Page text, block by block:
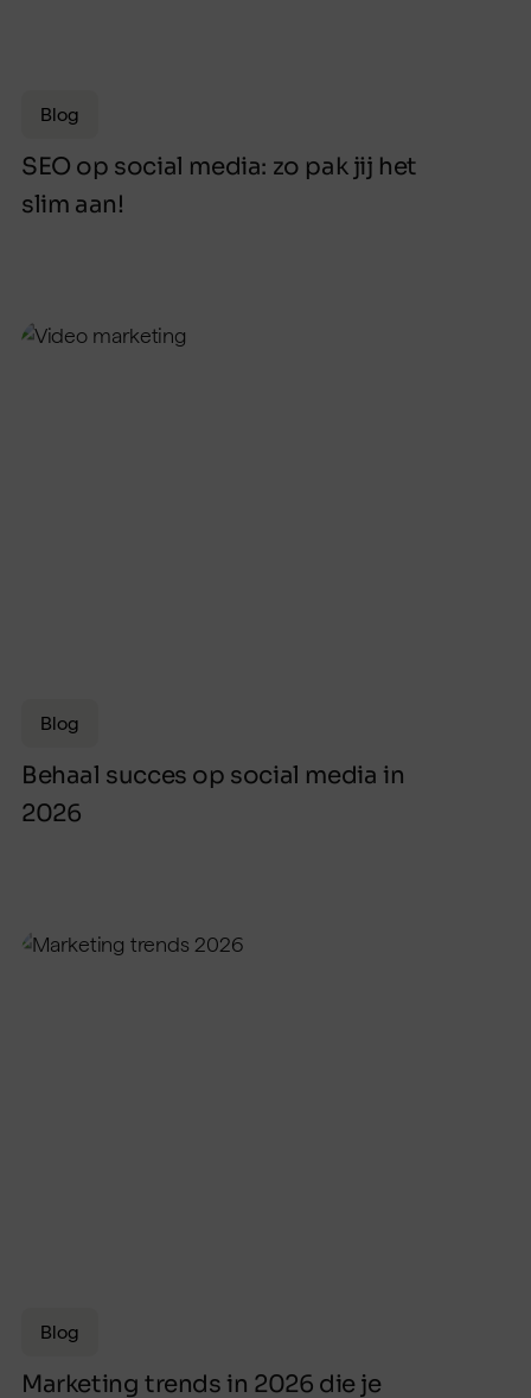
Blog
SEO op social media: zo pak jij het
slim aan!
Blog
Behaal succes op social media in
2026
Blog
Marketing trends in 2026 die je